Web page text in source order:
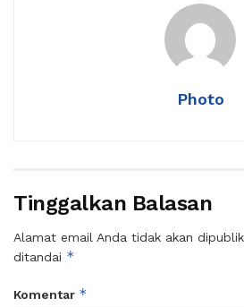
Photo
Tinggalkan Balasan
Alamat email Anda tidak akan
ditandai *
Komentar *